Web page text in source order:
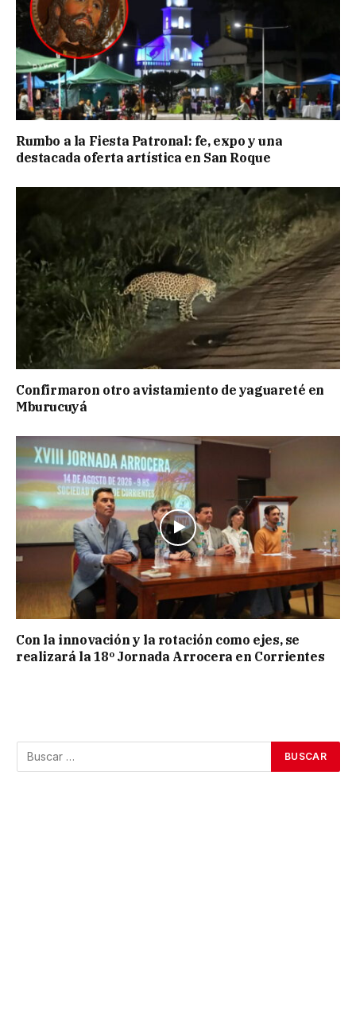
Rumbo a la Fiesta Patronal: fe, expo y una
destacada oferta artística en San Roque
Confirmaron otro avistamiento de yaguareté en
Mburucuyá
Con la innovación y la rotación como ejes, se
realizará la 18º Jornada Arrocera en Corrientes